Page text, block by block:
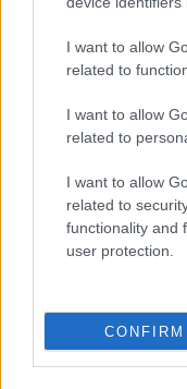
I want to allow
related to
I want to allow
related to
I want to allow
related to
functionality and
user protection.
CONFIRM
k
Nuovo
lista
“Sul filo
La
center